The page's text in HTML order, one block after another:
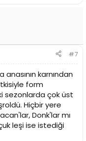
#7
karnından
form
sezonlarda çok üst
Hiçbir yere
Donk'lar mı
leşi ise istediği